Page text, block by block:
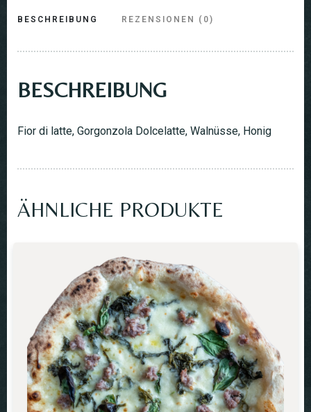
BESCHREIBUNG REZENSIONEN (0)
BESCHREIBUNG
Fior di latte, Gorgonzola Dolcelatte, Walnüsse, Honig
ÄHNLICHE PRODUKTE